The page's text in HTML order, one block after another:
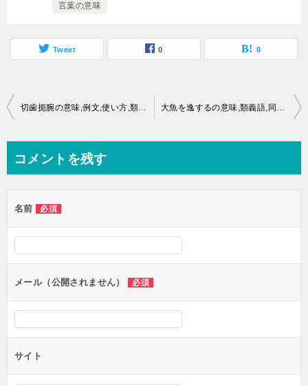
言葉の意味
Tweet 0 0
投
ビ
ー
シ
ン
切歯扼腕の意味,例文,使い方,類義語,同義語とは？ 大魚を逸するの意味,類義語,同義語とは？
コメントを残す
名前 必須
メール（公開されません） 必須
サイト